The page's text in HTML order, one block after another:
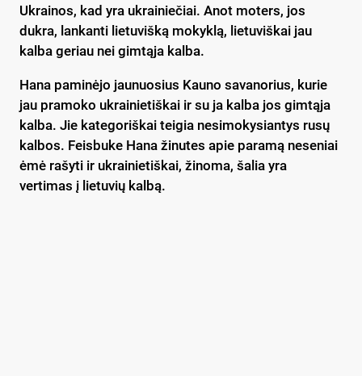
Ukrainos, kad yra ukrainiečiai. Anot moters, jos
dukra, lankanti lietuvišką mokyklą, lietuviškai jau
kalba geriau nei gimtąja kalba.
Hana paminėjo jaunuosius Kauno savanorius, kurie
jau pramoko ukrainietiškai ir su ja kalba jos gimtąja
kalba. Jie kategoriškai teigia nesimokysiantys rusų
kalbos. Feisbuke Hana žinutes apie paramą neseniai
ėmė rašyti ir ukrainietiškai, žinoma, šalia yra
vertimas į lietuvių kalbą.